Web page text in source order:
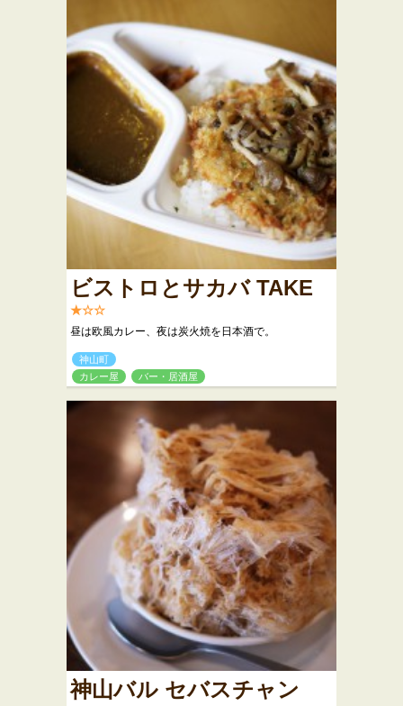
ビストロとサカバ TAKE
★☆☆
昼は欧風カレー、夜は炭火焼を日本酒で。
神山町
カレー屋
バー・居酒屋
神山バル セバスチャン